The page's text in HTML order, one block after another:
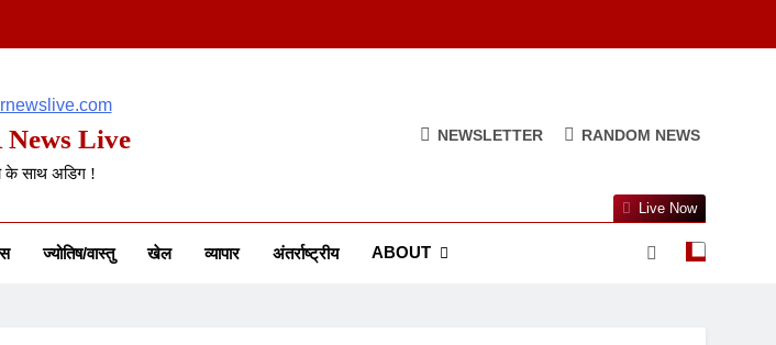
News Live
साथ अडिग !
NEWSLETTER RANDOM NEWS
ज्योतिष/वास्तु खेल व्यापार अंतर्राष्ट्रीय ABOUT
Live Now